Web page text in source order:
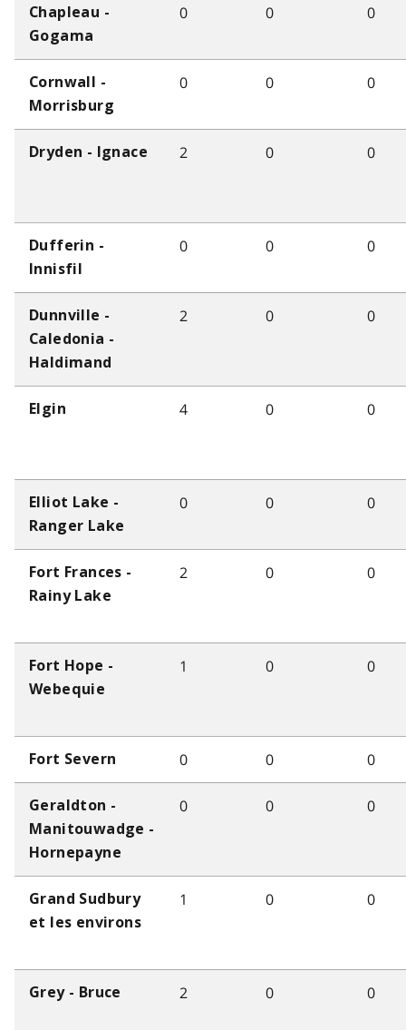
Chapleau -
Gogama
0 0 0
Cornwall -
Morrisburg
0 0 0
Dryden - Ignace 2 0 0
Dufferin -
Innisfil
0 0 0
Dunnville -
Caledonia -
Haldimand
2 0 0
Elgin 4 0 0
Elliot Lake -
Ranger Lake
0 0 0
Fort Frances -
Rainy Lake
2 0 0
Fort Hope -
Webequie
1 0 0
Fort Severn 0 0 0
Geraldton -
Manitouwadge -
Hornepayne
0 0 0
Grand Sudbury
et les environs
1 0 0
Grey - Bruce 2 0 0